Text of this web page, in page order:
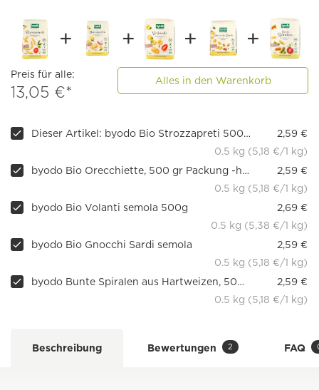
Preis für alle:
13,05 €*
Alles in den Warenkorb
Dieser Artikel: byodo Bio Strozzapreti 500 gr Packung -hell-
2,59 €
0.5 kg (5,18 €/1 kg)
byodo Bio Orecchiette, 500 gr Packung -hell-
2,59 €
0.5 kg (5,18 €/1 kg)
byodo Bio Volanti semola 500g
2,69 €
0.5 kg (5,38 €/1 kg)
byodo Bio Gnocchi Sardi semola
2,59 €
0.5 kg (5,18 €/1 kg)
byodo Bunte Spiralen aus Hartweizen, 500 g
2,59 €
0.5 kg (5,18 €/1 kg)
Beschreibung Bewertungen 2 FAQ